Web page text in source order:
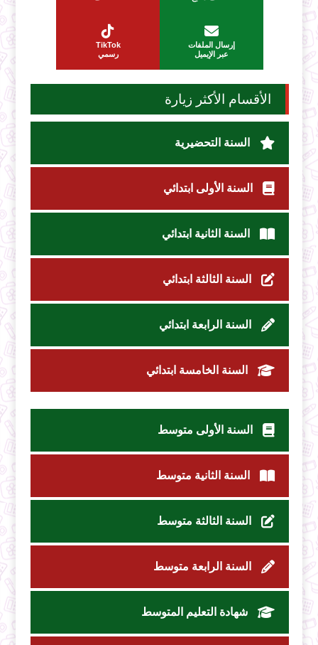
إرسال الملفات
عبر الإيميل
TikTok
رسمي
الأقسام الأكثر زيارة
السنة التحضيرية
السنة الأولى ابتدائي
السنة الثانية ابتدائي
السنة الثالثة ابتدائي
السنة الرابعة ابتدائي
السنة الخامسة ابتدائي
السنة الأولى متوسط
السنة الثانية متوسط
السنة الثالثة متوسط
السنة الرابعة متوسط
شهادة التعليم المتوسط